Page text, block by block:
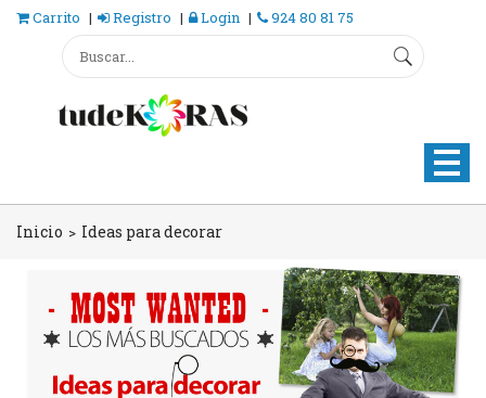
Carrito Registro Login 924 80 81 75
Inicio Ideas para decorar